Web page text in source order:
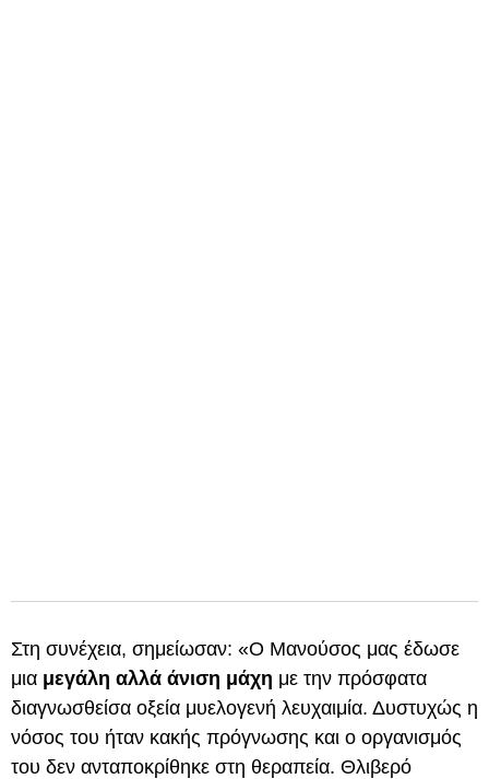
Στη συνέχεια, σημείωσαν: «Ο Μανούσος μας έδωσε
μια μεγάλη αλλά άνιση μάχη με την πρόσφατα
διαγνωσθείσα οξεία μυελογενή λευχαιμία. Δυστυχώς η
νόσος του ήταν κακής πρόγνωσης και ο οργανισμός
του δεν ανταποκρίθηκε στη θεραπεία. Θλιβερό